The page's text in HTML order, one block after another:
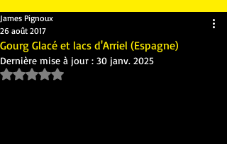
Gourg Glacé et lacs d'Arriel (Espagne)
James Pignoux
26 août 2017
Dernière mise à jour : 30 janv. 2025
Noté NaN étoiles sur 5.